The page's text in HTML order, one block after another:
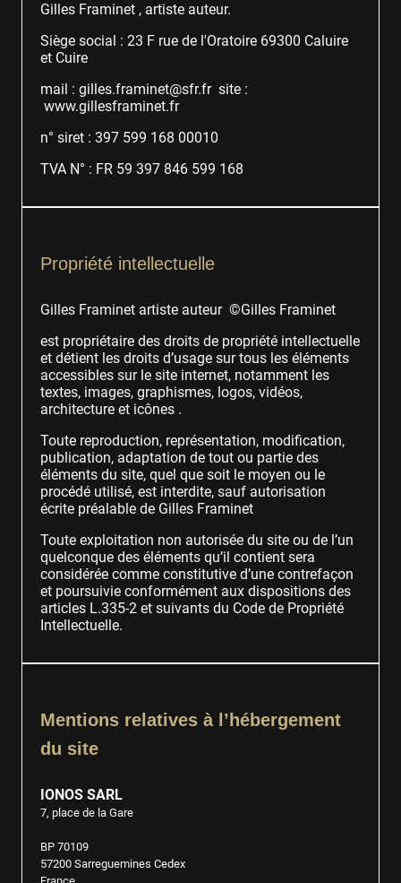
Gilles Framinet , artiste auteur.
Siège social : 23 F rue de l'Oratoire 69300 Caluire
et Cuire
mail : gilles.framinet@sfr.fr site :
www.gillesframinet.fr
n° siret : 397 599 168 00010
TVA N° : FR 59 397 846 599 168
Propriété intellectuelle
Gilles Framinet artiste auteur ©Gilles Framinet
est propriétaire des droits de propriété intellectuelle
et détient les droits d’usage sur tous les éléments
accessibles sur le site internet, notamment les
textes, images, graphismes, logos, vidéos,
architecture et icônes .
Toute reproduction, représentation, modification,
publication, adaptation de tout ou partie des
éléments du site, quel que soit le moyen ou le
procédé utilisé, est interdite, sauf autorisation
écrite préalable de Gilles Framinet
Toute exploitation non autorisée du site ou de l’un
quelconque des éléments qu’il contient sera
considérée comme constitutive d’une contrefaçon
et poursuivie conformément aux dispositions des
articles L.335-2 et suivants du Code de Propriété
Intellectuelle.
Mentions relatives à l’hébergement
du site
IONOS SARL
7, place de la Gare
BP 70109
57200 Sarreguemines Cedex